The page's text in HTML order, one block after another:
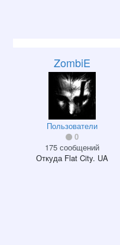
ZombiE
Пользователи
0
175 сообщений
Откуда Flat City. UA